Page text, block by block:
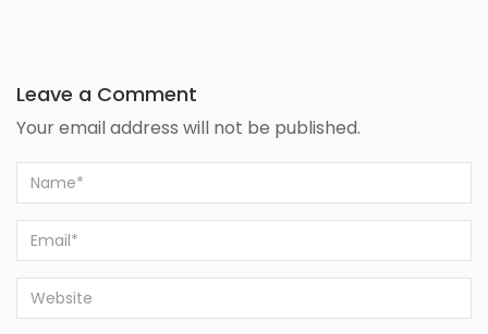
Leave a Comment
Your email address will not be published.